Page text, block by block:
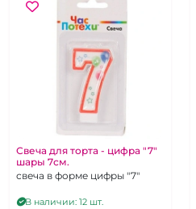
Свеча для торта - цифра "7"
шары 7см.
свеча в форме цифры "7"
В наличии: 12 шт.